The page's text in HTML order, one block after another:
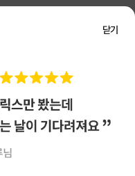
닫기
현금 결제 시, 저희 사이트에서 가입한